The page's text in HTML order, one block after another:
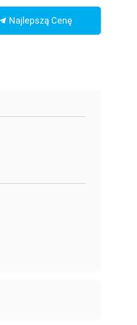
Najlepszą Cenę